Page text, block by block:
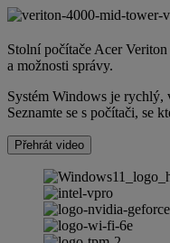
Stolní počítače Acer
a možnosti správy.
Systém Windows je rychlý,
Seznamte se s počítači, se
Přehrát video